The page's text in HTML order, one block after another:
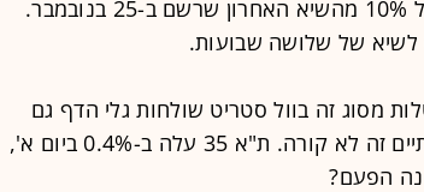
לטריטוריה של "תיקון", ירידה של מעל 10% מהשיא האחרון שרשם ב-25 בנובמבר.
מסוג זה בוול סטריט שולחות גלי הדף גם
לבורסה של תל אביב, אך לפחות בינתיים זה לא קורה. ת"א 35 עלה ב-0.4% ביום א',